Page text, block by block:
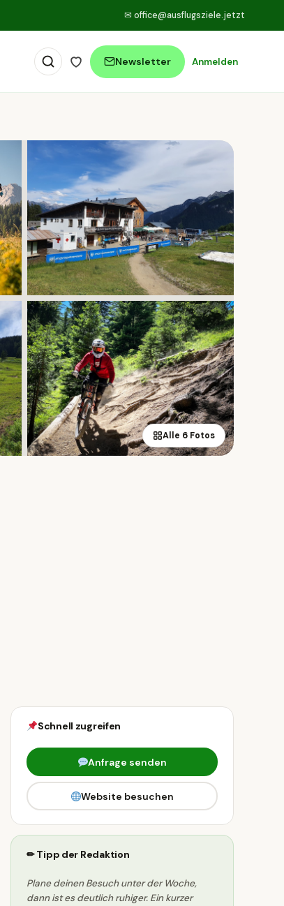
✉ office@ausflugsziele.jetzt
Newsletter Anmelden
Alle 6 Fotos
Schnell zugreifen
Anfrage senden
Website besuchen
✏ Tipp der Redaktion
Plane deinen Besuch unter der Woche,
dann ist es deutlich ruhiger. Ein kurzer